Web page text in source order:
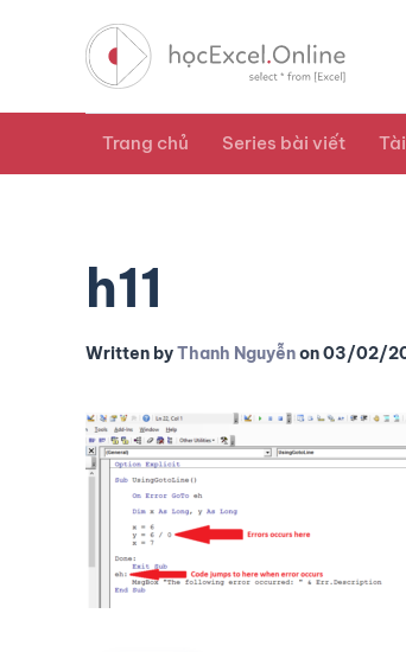
Trang chủ Series bài viết
h11
Written byThanh Nguyễnon03/02/